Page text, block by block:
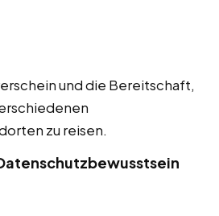
und die Bereitschaft,
zu reisen.